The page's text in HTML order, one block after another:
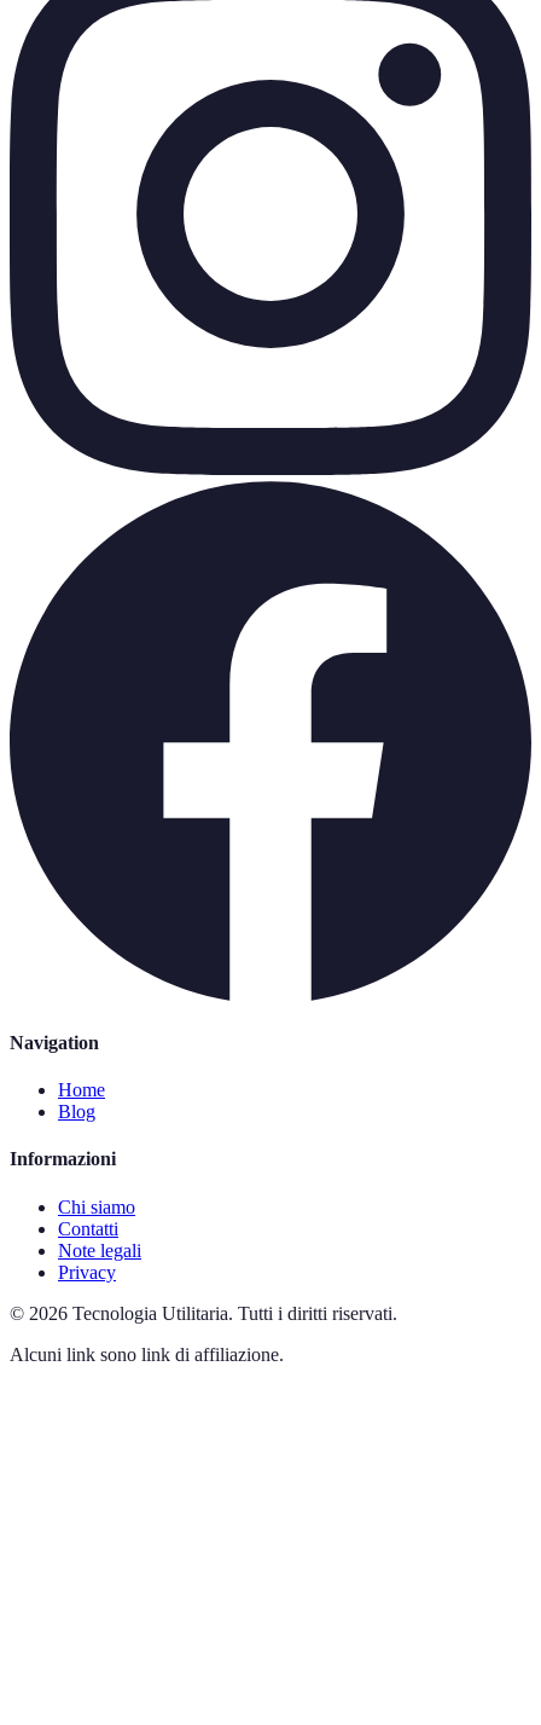
Navigation
Home
Blog
Informazioni
Chi siamo
Contatti
Note legali
Privacy
© 2026 Tecnologia Utilitaria. Tutti i diritti riservati.
Alcuni link sono link di affiliazione.